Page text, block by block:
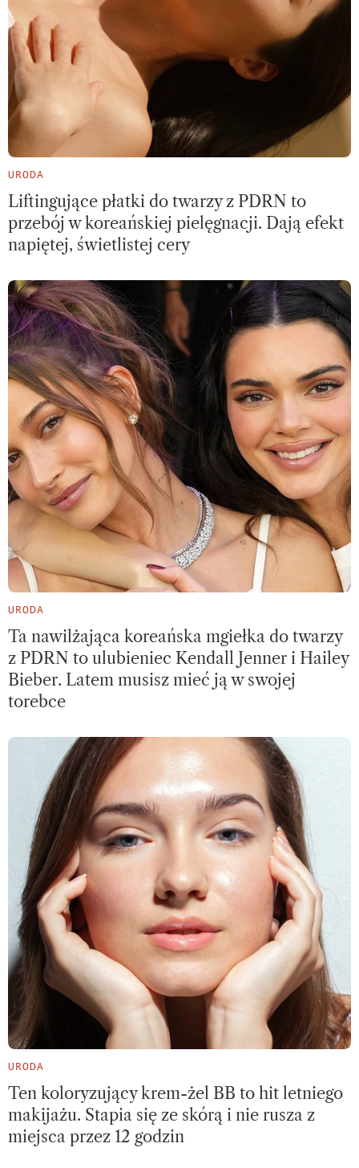
URODA
Liftingujące płatki do twarzy z PDRN to
przebój w koreańskiej pielęgnacji. Dają efekt
napiętej, świetlistej cery
URODA
Ta nawilżająca koreańska mgiełka do twarzy
z PDRN to ulubieniec Kendall Jenner i Hailey
Bieber. Latem musisz mieć ją w swojej
torebce
URODA
Ten koloryzujący krem-żel BB to hit letniego
makijażu. Stapia się ze skórą i nie rusza z
miejsca przez 12 godzin